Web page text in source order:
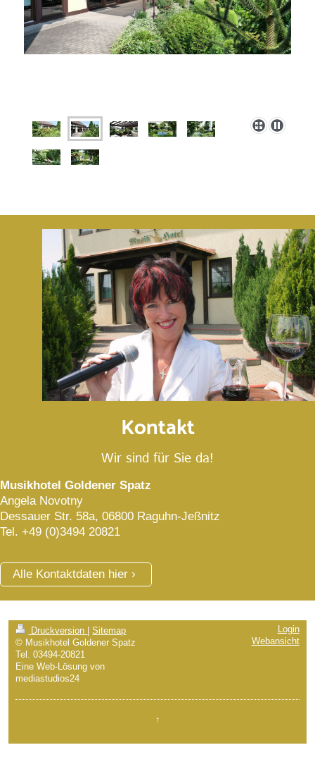
Kontakt
Wir sind für Sie da!
Musikhotel Goldener Spatz
Angela Novotny
Dessauer Str. 58a, 06800 Raguhn-Jeßnitz
Tel. +49 (0)3494 20821
Alle Kontaktdaten hier
Druckversion
Sitemap
© Musikhotel Goldener Spatz
Tel. 03494-20821
Eine Web-Lösung von
mediastudios24
Login
Webansicht
↑